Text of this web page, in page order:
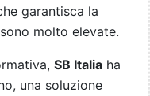
garantisca la
molto elevate.
SB Italia ha
una soluzione